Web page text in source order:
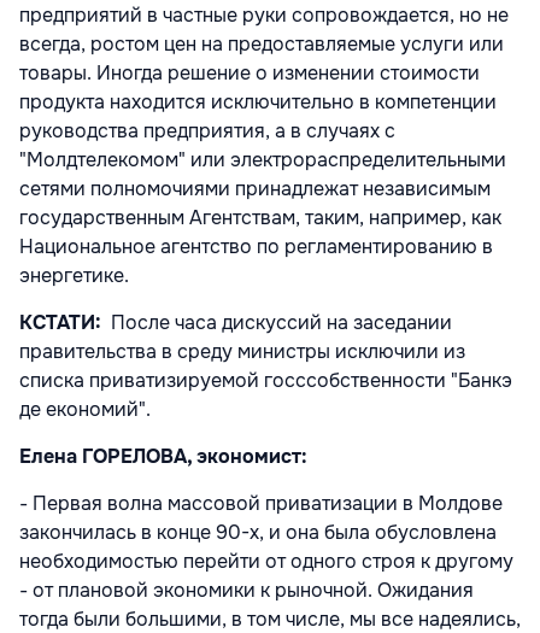
предприятий в частные руки сопровождается, но не
всегда, ростом цен на предоставляемые услуги или
товары. Иногда решение о изменении стоимости
продукта находится исключительно в компетенции
руководства предприятия, а в случаях с
"Молдтелекомом" или электрораспределительными
сетями полномочиями принадлежат независимым
государственным Агентствам, таким, например, как
Национальное агентство по регламентированию в
энергетике.
КСТАТИ: После часа дискуссий на заседании
правительства в среду министры исключили из
списка приватизируемой госссобственности "Банкэ
де економий".
Елена ГОРЕЛОВА, экономист:
- Первая волна массовой приватизации в Молдове
закончилась в конце 90-х, и она была обусловлена
необходимостью перейти от одного строя к другому
- от плановой экономики к рыночной. Ожидания
тогда были большими, в том числе, мы все надеялись,